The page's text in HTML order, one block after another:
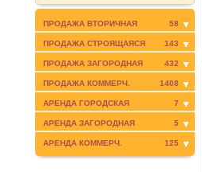
ПРОДАЖА ВТОРИЧНАЯ 58
ПРОДАЖА СТРОЯЩАЯСЯ 143
ПРОДАЖА ЗАГОРОДНАЯ 432
ПРОДАЖА КОММЕРЧ. 1408
АРЕНДА ГОРОДСКАЯ 7
АРЕНДА ЗАГОРОДНАЯ 5
АРЕНДА КОММЕРЧ. 125